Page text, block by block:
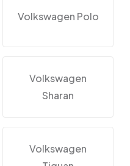
Volkswagen Polo
Volkswagen
Sharan
Volkswagen